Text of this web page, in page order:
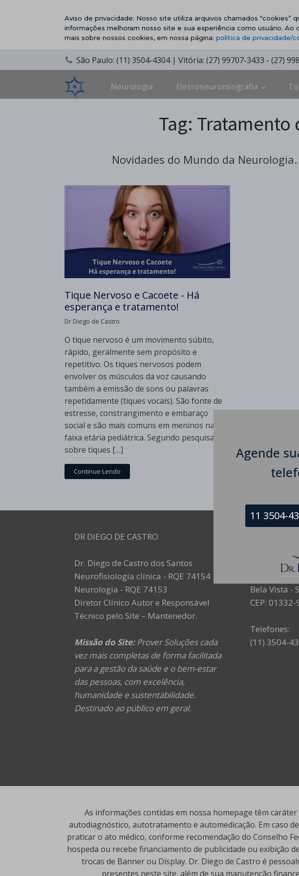
Agende
11 3504-
Aviso de privacidade: Nosso site utiliza arquivos chamados “cookies”
informações melhoram nosso site e sua experiência como usuário.
mais sobre nossos cookies, em nossa página: política de privacidade/
São Paulo: (11) 3504-4304 | Vitória: (27) 99707-3433 - (27)
Neurologia Eletroneuromiografia
Tag: Tratamento
Novidades do Mundo da
Tique Nervoso e Cacoete - Há
esperança e tratamento!
Dr Diego de Castro
O tique nervoso é um movimento súbito,
rápido, geralmente sem propósito e
repetitivo. Os tiques nervosos podem
envolver os músculos da voz causando
também a emissão de sons ou palavras
repetidamente (tiques vocais). São fonte de
estresse, constrangimento e embaraço
social e são mais comuns em meninos na
faixa etária pediátrica. Segundo pesquisas
sobre tiques […]
Continue Lendo
DR DIEGO DE CASTRO
Dr. Diego de Castro dos Santos
Neurofisiologia clínica - RQE 74154
Neurologia - RQE 74153
Diretor Clínico Autor e Responsável
Técnico pelo Site – Mantenedor.
Missão do Site:Prover Soluções cada
vez mais completas de forma facilitada
para a gestão da saúde e o bem-estar
das pessoas, com excelência,
humanidade e sustentabilidade.
Destinado ao público em geral.
R. Itapeva,
Bela Vista -
CEP:
Telefones:
(11) 3504-
As informações contidas em nossa homepage têm
autodiagnóstico, autotratamento e automedicação. Em caso
praticar o ato médico, conforme recomendação do Conselho
hospeda ou recebe financiamento de publicidade ou exibição
trocas de Banner ou Display. Dr. Diego de Castro é
presentes neste site, além de sua manutenção